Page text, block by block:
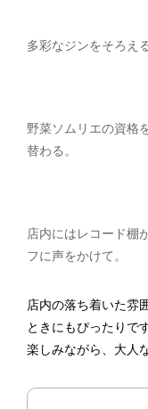
多彩なジンをそろえる
野菜ソムリエの資格
替わる。
店内にはレコード棚
フに声をかけて。
店内の落ち着いた雰
ときにもぴったりで
楽しみながら、大人